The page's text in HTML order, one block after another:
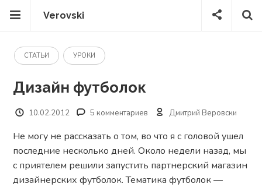
Verovski
СТАТЬИ УРОКИ
Дизайн футболок
10.02.2012 5 комментариев Дмитрий Веровски
Не могу не рассказать о том, во что я с головой ушел
последние несколько дней. Около недели назад, мы
с приятелем решили запустить партнерский магазин
дизайнерских футболок. Тематика футболок —